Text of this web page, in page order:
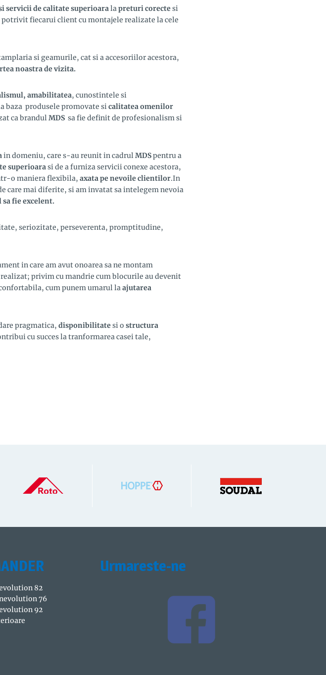
servicii de calitate superioaralapreturi corectesi
fiecarui client cu montajele realizate la cele
si geamurile, cat si a accesoriilor acestora,
noastra de vizita.
amabilitatea, cunostintele si
baza produsele promovate sicalitatea omenilor
ca brandulMDS sa fie definit de profesionalism si
in domeniu, care s-au reunit in cadrulMDSpentru a
superioarasi de a furniza servicii conexe acestora,
o maniera flexibila, axata pe nevoile clientilor.In
mai diferite, si am invatat sa intelegem nevoia
fie excelent.
seriozitate, perseverenta, promptitudine,
in care am avut onoarea sa ne montam
privim cu mandrie cum blocurile au devenit
cum punem umarul laajutarea
pragmatica, disponibilitatesi o structura
cu succes la tranformarea casei tale,
82
76
92
Urmareste-ne